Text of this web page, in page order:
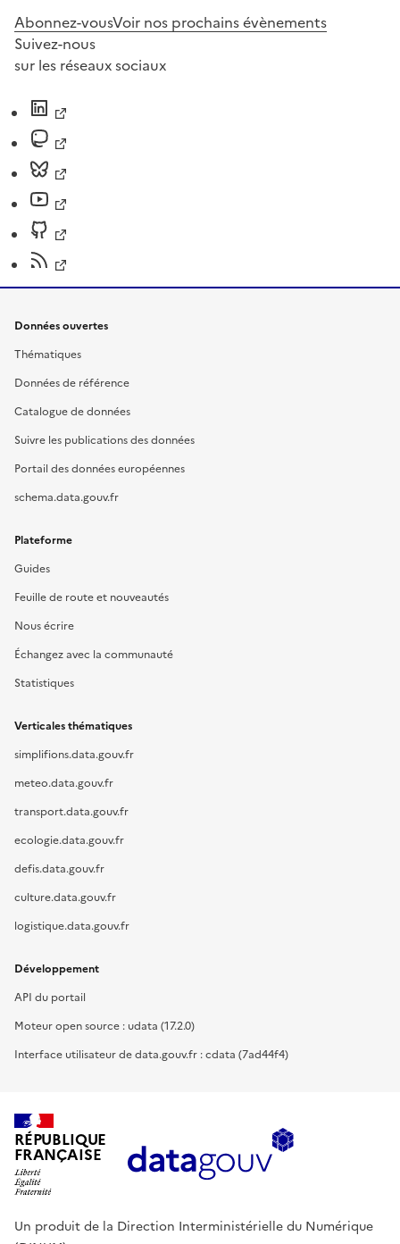
Abonnez-vousVoir nos prochains évènements
Suivez-nous
sur les réseaux sociaux
Données ouvertes
Thématiques
Données de référence
Catalogue de données
Suivre les publications des données
Portail des données européennes
schema.data.gouv.fr
Plateforme
Guides
Feuille de route et nouveautés
Nous écrire
Échangez avec la communauté
Statistiques
Verticales thématiques
simplifions.data.gouv.fr
meteo.data.gouv.fr
transport.data.gouv.fr
ecologie.data.gouv.fr
defis.data.gouv.fr
culture.data.gouv.fr
logistique.data.gouv.fr
Développement
API du portail
Moteur open source : udata (17.2.0)
Interface utilisateur de data.gouv.fr : cdata (7ad44f4)
RÉPUBLIQUE
FRANÇAISE
Un produit de la Direction Interministérielle du Numérique